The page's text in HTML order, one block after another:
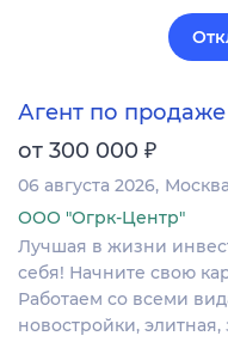
Агент по
от 300 000 ₽
06 августа 2026 Москва
ООО "Огрк-Центр"
Лучшая в жизни
себя! Начните свою
Работаем со всеми
новостройки, элитная,